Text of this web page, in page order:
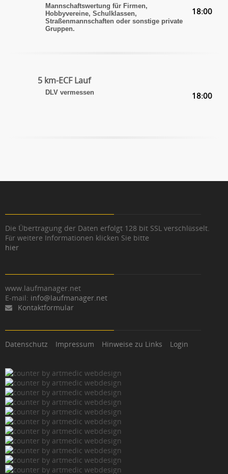
Mannschaftswertung für Firmen,
Hobbyvereine, Schulklassen,
Straßenmannschaften oder sonstige private
Gruppen.
18:00
5 km-ECF Lauf
DLV vermessen 18:00
Die Übertragung der Daten erfolgt 128 bit SSL verschlüsselt.
Für weitere Informationen klicken Sie bitte
hier
www.laufmanager.net
E-mail: info@laufmanager.net
Kontaktformular
Datenschutz Impressum Hinweise zu Links Login